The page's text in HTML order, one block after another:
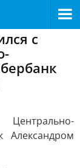
с
Александром